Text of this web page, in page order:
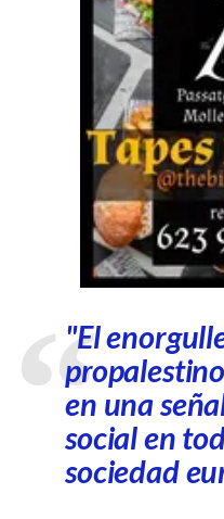
"El
en una
social en
sociedad